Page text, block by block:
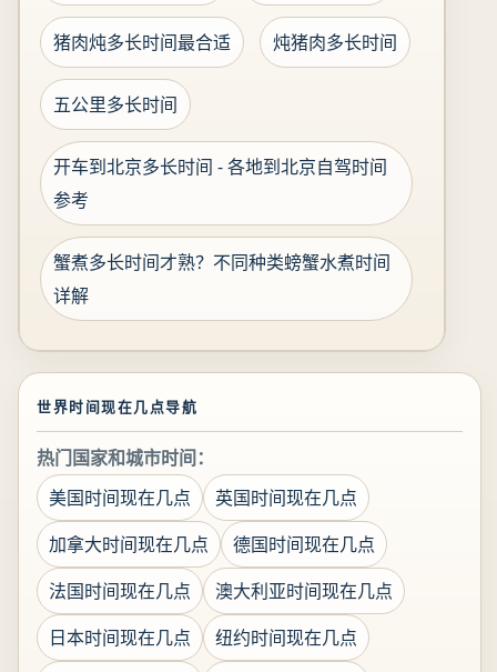
猪肉炖多长时间最合适 炖猪肉多长时间
五公里多长时间
开车到北京多长时间 - 各地到北京自驾时间
参考
蟹煮多长时间才熟？不同种类螃蟹水煮时间
详解
世界时间现在几点导航
热门国家和城市时间：
美国时间现在几点
英国时间现在几点
加拿大时间现在几点
德国时间现在几点
法国时间现在几点
澳大利亚时间现在几点
日本时间现在几点
纽约时间现在几点